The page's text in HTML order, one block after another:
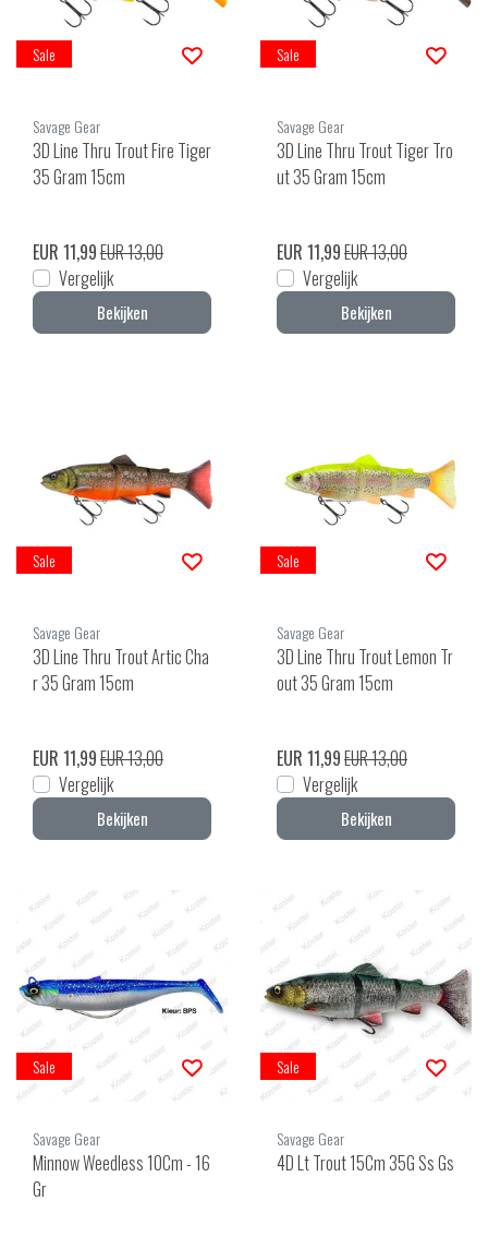
Sale
Savage Gear
3D Line Thru Trout Fire Tiger
35 Gram 15cm
EUR 11,99EUR 13,00
Vergelijk
Bekijken
Sale
Savage Gear
3D Line Thru Trout Tiger Tro
ut 35 Gram 15cm
EUR 11,99EUR 13,00
Vergelijk
Bekijken
Sale
Savage Gear
3D Line Thru Trout Artic Cha
r 35 Gram 15cm
EUR 11,99EUR 13,00
Vergelijk
Bekijken
Sale
Savage Gear
3D Line Thru Trout Lemon Tr
out 35 Gram 15cm
EUR 11,99EUR 13,00
Vergelijk
Bekijken
Sale
Savage Gear
Minnow Weedless 10Cm - 16
Gr
Sale
Savage Gear
4D Lt Trout 15Cm 35G Ss Gs